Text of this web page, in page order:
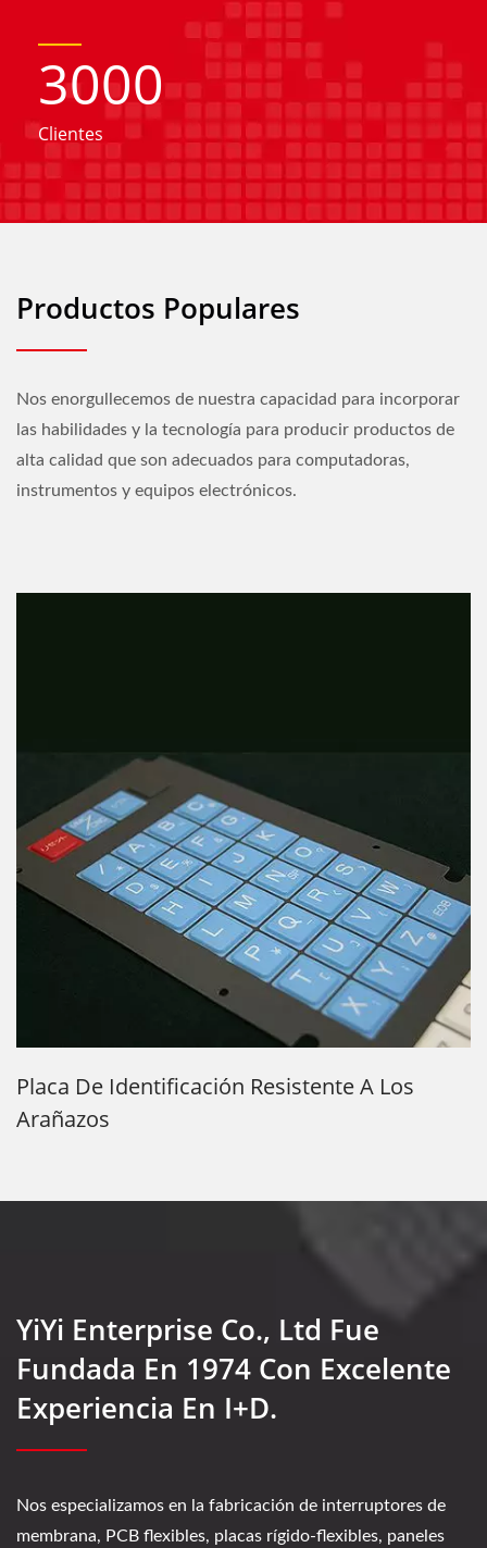
3000
Clientes
Productos Populares
Nos enorgullecemos de nuestra capacidad para incorporar
las habilidades y la tecnología para producir productos de
alta calidad que son adecuados para computadoras,
instrumentos y equipos electrónicos.
Placa De Identificación Resistente A Los
Arañazos
YiYi Enterprise Co., Ltd Fue
Fundada En 1974 Con Excelente
Experiencia En I+D.
Nos especializamos en la fabricación de interruptores de
membrana, PCB flexibles, placas rígido-flexibles, paneles